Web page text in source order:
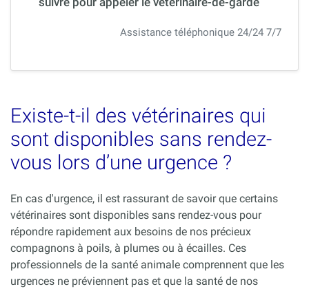
Assistance téléphonique 24/24 7/7
Existe-t-il des vétérinaires qui
sont disponibles sans rendez-
vous lors d’une urgence ?
En cas d'urgence, il est rassurant de savoir que certains
vétérinaires sont disponibles sans rendez-vous pour
répondre rapidement aux besoins de nos précieux
compagnons à poils, à plumes ou à écailles. Ces
professionnels de la santé animale comprennent que les
urgences ne préviennent pas et que la santé de nos